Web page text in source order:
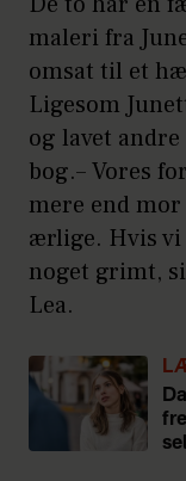
maleri fra
omsat til et
Ligesom
og lavet
bog.– Vores
mere end
ærlige. Hvis vi
noget grimt,
Lea.